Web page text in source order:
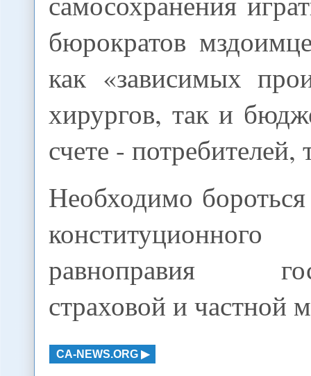
бюрократов
как «зависимых
хирургов, так и
счете - потребителей,
Необходимо
конституционного
равноправия
страховой и частной
CA-NEWS.ORG